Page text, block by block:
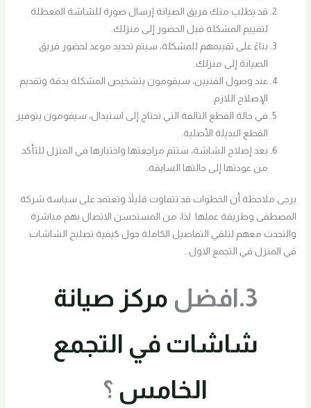
قد يطلب منك فريق الصيانة إرسال صورة للشاشة المعطلة
لتقييم المشكلة قبل الحضور إلى منزلك.
بناءً على تقييمهم للمشكلة، سيتم تحديد موعد لحضور فريق
الصيانة إلى منزلك.
عند وصول الفنيين، سيقومون بتشخيص المشكلة بدقة وتقديم
الإصلاح اللازم.
في حالة القطع التالفة التي تحتاج إلى استبدال، سيقومون بتوفير
القطع البديلة الأصلية.
بعد إصلاح الشاشة، ستتم مراجعتها واختبارها في المنزل للتأكد
من عودتها إلى حالتها السابقة.
يرجى ملاحظة أن الخطوات قد تتفاوت قليلاً وتعتمد على سياسة شركة
المصطفى وطريقة عملها. لذا، من المستحسن الاتصال بهم مباشرة
والتحدث معهم لتلقي التفاصيل الكاملة حول كيفية تصليح الشاشات
في المنزل في التجمع الاول .
3.افضل
مركز صيانة
شاشات في التجمع
الخامس ؟